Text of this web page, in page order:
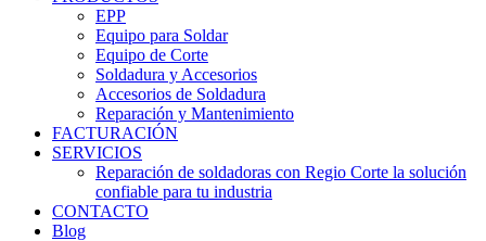
EPP
Equipo para Soldar
Equipo de Corte
Soldadura y Accesorios
Accesorios de Soldadura
Reparación y Mantenimiento
FACTURACIÓN
SERVICIOS
Reparación de soldadoras con Regio Corte la solución
confiable para tu industria
CONTACTO
Blog